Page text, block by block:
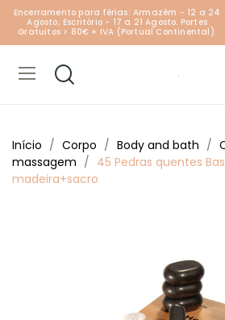
Encerramento para férias: Armazém - 12 a 24
Agosto; Escritório - 17 a 21 Agosto. Portes
Gratuitos > 80€ + IVA (Portual Continental).
Início Corpo Body and bath
massagem
45 Pedras quentes
madeira+sacro